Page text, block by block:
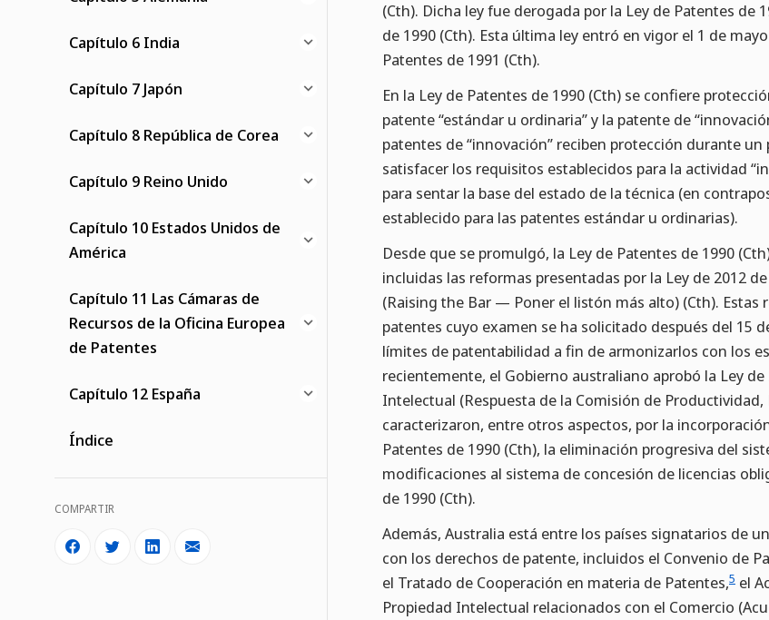
Capítulo 6 India
Capítulo 7 Japón
Capítulo 8 República de Corea
Capítulo 9 Reino Unido
Capítulo 10 Estados Unidos de
América
Capítulo 11 Las Cámaras de
Recursos de la Oficina Europea
de Patentes
Capítulo 12 España
Índice
COMPARTIR
(Cth). Dicha ley fue derogada por la Ley de Patentes de
de 1990 (Cth). Esta última ley entró en vigor el 1 de
Patentes de 1991 (Cth).
En la Ley de Patentes de 1990 (Cth) se confiere
patente “estándar u ordinaria” y la patente de
patentes de “innovación” reciben protección durante
satisfacer los requisitos establecidos para la actividad
para sentar la base del estado de la técnica (en
establecido para las patentes estándar u ordinarias).
Desde que se promulgó, la Ley de Patentes de 1990
incluidas las reformas presentadas por la Ley de 2012
(Raising the Bar — Poner el listón más alto) (Cth).
patentes cuyo examen se ha solicitado después del 15
límites de patentabilidad a fin de armonizarlos con los
recientemente, el Gobierno australiano aprobó la Ley
Intelectual (Respuesta de la Comisión de
caracterizaron, entre otros aspectos, por la
Patentes de 1990 (Cth), la eliminación progresiva del
modificaciones al sistema de concesión de licencias
de 1990 (Cth).
Además, Australia está entre los países signatarios de
con los derechos de patente, incluidos el Convenio de
el Tratado de Cooperación en materia de Patentes,5 el
Propiedad Intelectual relacionados con el Comercio